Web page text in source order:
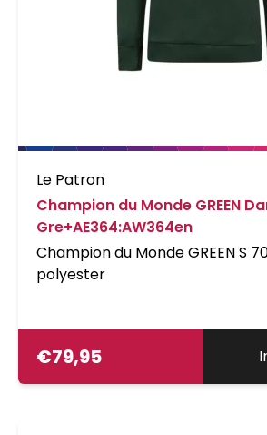
Le Patron
Champion du Monde GREEN
Gre+AE364:AW364en
Champion du Monde GREEN S
polyester
€79,95